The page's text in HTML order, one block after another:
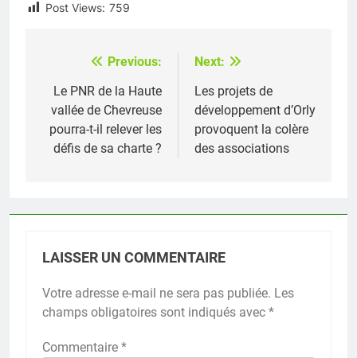
Post Views: 759
Navigation
de
l’article
Previous:
Le PNR de la Haute
vallée de Chevreuse
pourra-t-il relever les
défis de sa charte ?
Next:
Les projets de
développement d’Orly
provoquent la colère
des associations
LAISSER UN COMMENTAIRE
Votre adresse e-mail ne sera pas publiée. Les
champs obligatoires sont indiqués avec *
Commentaire *